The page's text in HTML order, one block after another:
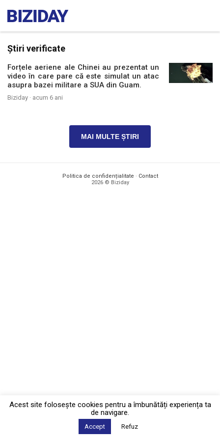
Știri verificate
Forțele aeriene ale Chinei au prezentat un
video în care pare că este simulat un atac
asupra bazei militare a SUA din Guam.
Biziday · acum 6 ani
MAI MULTE ȘTIRI
Politica de confidențialitate · Contact
2026 © Biziday
Acest site foloseşte cookies pentru a îmbunătăți experiența ta
de navigare.
Accept Refuz